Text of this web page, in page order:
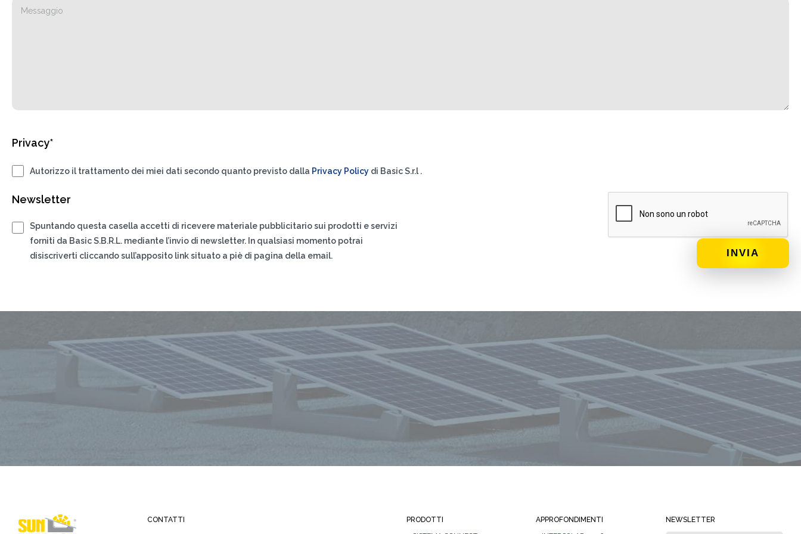
Privacy*
Autorizzo il trattamento dei miei dati secondo quanto previsto dalla Privacy Policy di Basic S.r.l .
Newsletter
Spuntando questa casella accetti di ricevere materiale pubblicitario sui prodotti e servizi
forniti da Basic S.B.R.L. mediante l’invio di newsletter. In qualsiasi momento potrai
disiscriverti cliccando sull’apposito link situato a piè di pagina della email.
Rimani sempre informato
CONTATTI
PRODOTTI
APPROFONDIMENTI
NEWSLETTER